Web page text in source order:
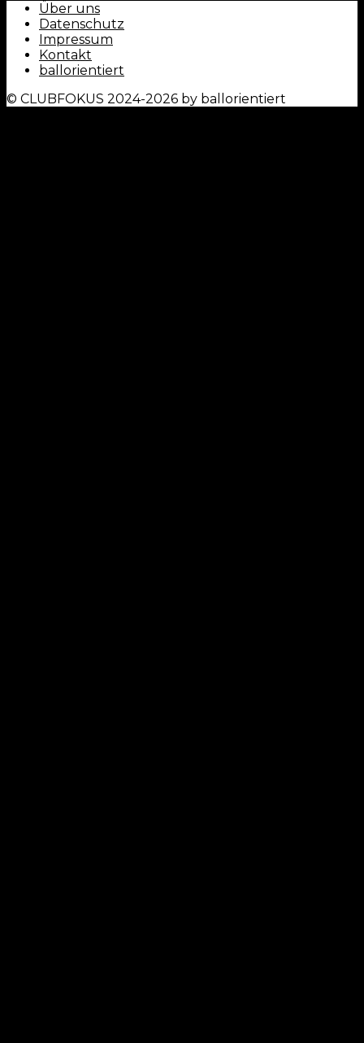
Über uns
Datenschutz
Impressum
Kontakt
ballorientiert
© CLUBFOKUS 2024-2026 by ballorientiert